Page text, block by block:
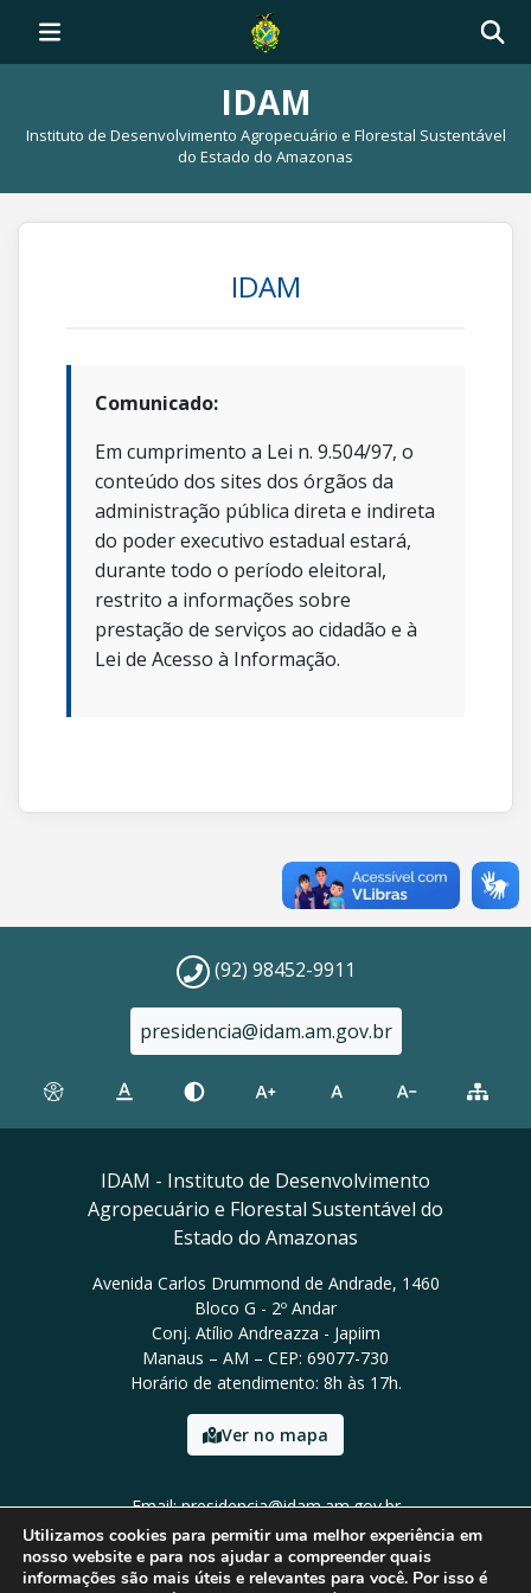
IDAM
Instituto de Desenvolvimento Agropecuário e Florestal Sustentável
do Estado do Amazonas
IDAM
Comunicado:
Em cumprimento a Lei n. 9.504/97, o
conteúdo dos sites dos órgãos da
administração pública direta e indireta
do poder executivo estadual estará,
durante todo o período eleitoral,
restrito a informações sobre
prestação de serviços ao cidadão e à
Lei de Acesso à Informação.
(92) 98452-9911
presidencia@idam.am.gov.br
IDAM - Instituto de Desenvolvimento
Agropecuário e Florestal Sustentável do
Estado do Amazonas
Avenida Carlos Drummond de Andrade, 1460
Bloco G - 2º Andar
Conj. Atílio Andreazza - Japiim
Manaus – AM – CEP: 69077-730
Horário de atendimento: 8h às 17h.
Ver no mapa
Email: presidencia@idam.am.gov.br
Tel: (92) 98452-9911
Utilizamos cookies para permitir uma melhor experiência em
nosso website e para nos ajudar a compreender quais
informações são mais úteis e relevantes para você. Por isso é